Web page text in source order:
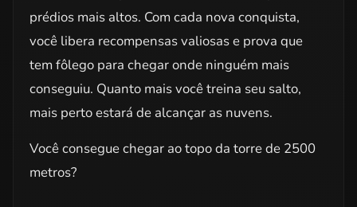
prédios mais altos. Com cada nova conquista,
você libera recompensas valiosas e prova que
tem fôlego para chegar onde ninguém mais
conseguiu. Quanto mais você treina seu salto,
mais perto estará de alcançar as nuvens.
Você consegue chegar ao topo da torre de 2500
metros?